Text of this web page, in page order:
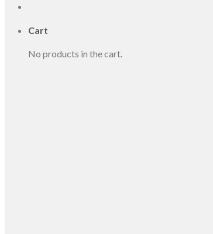
Cart
No products in the cart.